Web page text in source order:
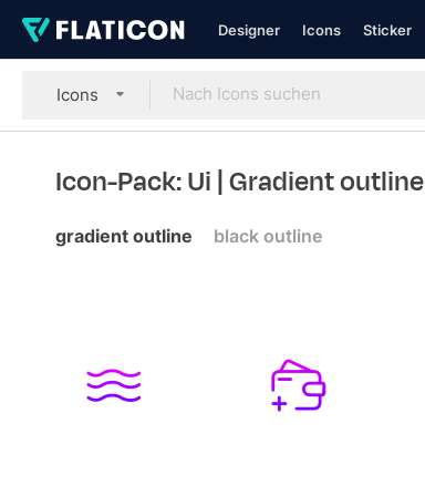
Designer Icons Sticker
Icons
Icon-Pack: Ui | Gradient outline
gradient outline black outline